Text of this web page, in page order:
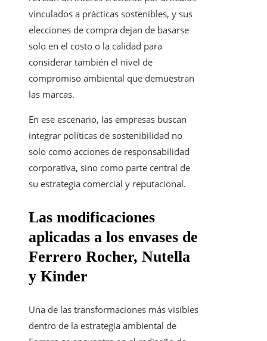
vinculados a prácticas sostenibles, y sus
elecciones de compra dejan de basarse
solo en el costo o la calidad para
considerar también el nivel de
compromiso ambiental que demuestran
las marcas.
En ese escenario, las empresas buscan
integrar políticas de sostenibilidad no
solo como acciones de responsabilidad
corporativa, sino como parte central de
su estrategia comercial y reputacional.
Las modificaciones
aplicadas a los envases de
Ferrero Rocher, Nutella
y Kinder
Una de las transformaciones más visibles
dentro de la estrategia ambiental de